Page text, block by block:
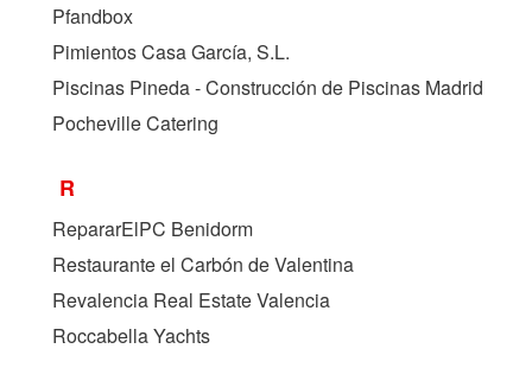
Pfandbox
Pimientos Casa García, S.L.
Piscinas Pineda - Construcción de Piscinas Madrid
Pocheville Catering
R
RepararElPC Benidorm
Restaurante el Carbón de Valentina
Revalencia Real Estate Valencia
Roccabella Yachts